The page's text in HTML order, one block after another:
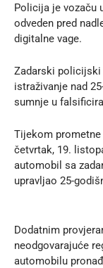
Policija je vozaču
odveden pred
digitalne vage.
Zadarski
istraživanje nad
sumnje u
Tijekom
četvrtak, 19.
automobil sa
upravljao 25-
Dodatnim
neodgovarajuće
automobilu